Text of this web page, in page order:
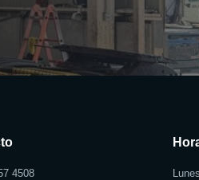
4508